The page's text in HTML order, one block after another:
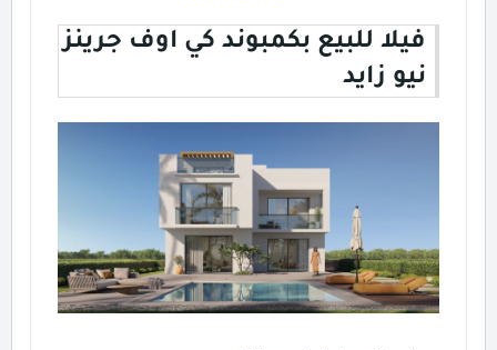
فيلا للبيع بكمبوند كي اوف جرينز
نيو زايد